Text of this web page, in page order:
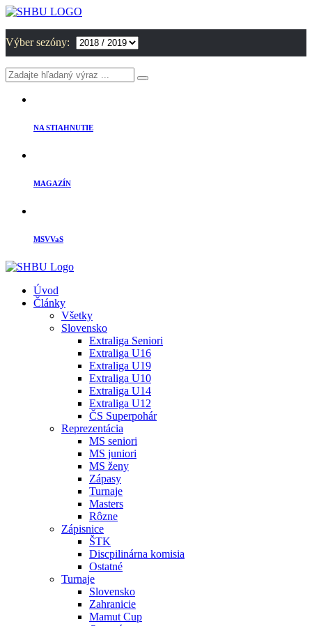
Výber sezóny:
NA STIAHNUTIE
MAGAZÍN
MSVVaS
Úvod
Články
Všetky
Slovensko
Extraliga Seniori
Extraliga U16
Extraliga U19
Extraliga U10
Extraliga U14
Extraliga U12
ČS Superpohár
Reprezentácia
MS seniori
MS juniori
MS ženy
Zápasy
Turnaje
Masters
Rôzne
Zápisnice
ŠTK
Discpilinárna komisia
Ostatné
Turnaje
Slovensko
Zahranicie
Mamut Cup